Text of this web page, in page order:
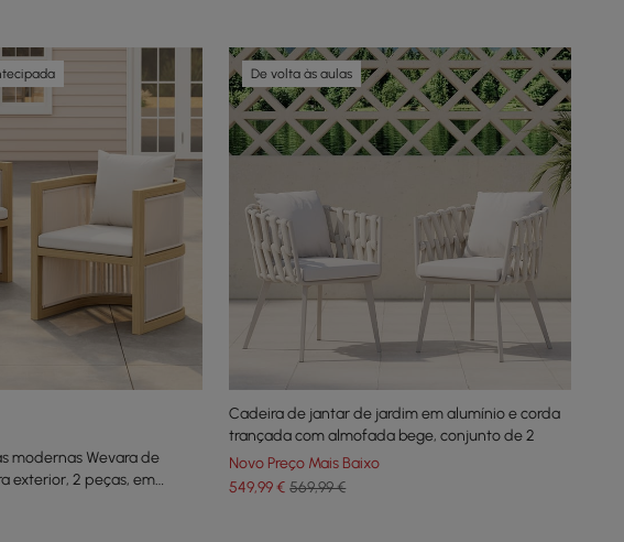
modernas Wevara de
exterior, 2 peças, em
De volta às aulas
Cadeira de jantar de jardim em alumínio e corda
trançada com almofada bege, conjunto de 2
Novo Preço Mais Baixo
549,99€ 569,99 €